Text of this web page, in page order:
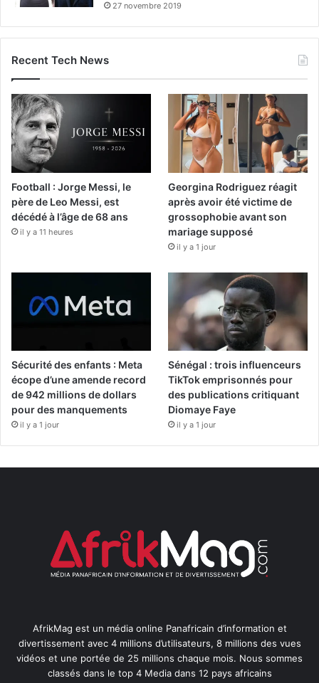
27 novembre 2019
Recent Tech News
Football : Jorge Messi, le
père de Leo Messi, est
décédé à l’âge de 68 ans
il y a 11 heures
Georgina Rodriguez réagit
après avoir été victime de
grossophobie avant son
mariage supposé
il y a 1 jour
Sécurité des enfants : Meta
écope d’une amende record
de 942 millions de dollars
pour des manquements
il y a 1 jour
Sénégal : trois influenceurs
TikTok emprisonnés pour
des publications critiquant
Diomaye Faye
il y a 1 jour
AfrikMag est un média online Panafricain d’information et
divertissement avec 4 millions d’utilisateurs, 8 millions des vues
vidéos et une portée de 25 millions chaque mois. Nous sommes
classés dans le top 4 Media dans 12 pays africains